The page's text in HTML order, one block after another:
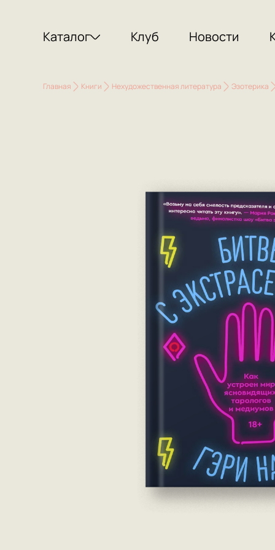
Каталог Клуб Новости
Главная Книги Нехудожественная литература Эзотерика